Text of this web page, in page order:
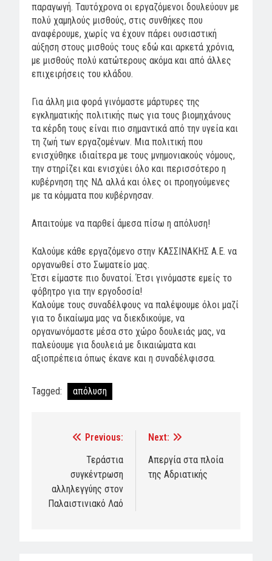
παραγωγή. Ταυτόχρονα οι εργαζόμενοι δουλεύουν με
πολύ χαμηλούς μισθούς, στις συνθήκες που
αναφέρουμε, χωρίς να έχουν πάρει ουσιαστική
αύξηση στους μισθούς τους εδώ και αρκετά χρόνια,
με μισθούς πολύ κατώτερους ακόμα και από άλλες
επιχειρήσεις του κλάδου.
Για άλλη μια φορά γινόμαστε μάρτυρες της
εγκληματικής πολιτικής πως για τους βιομηχάνους
τα κέρδη τους είναι πιο σημαντικά από την υγεία και
τη ζωή των εργαζομένων. Μια πολιτική που
ενισχύθηκε ιδιαίτερα με τους μνημονιακούς νόμους,
την στηρίζει και ενισχύει όλο και περισσότερο η
κυβέρνηση της ΝΔ αλλά και όλες οι προηγούμενες
με τα κόμματα που κυβέρνησαν.
Απαιτούμε να παρθεί άμεσα πίσω η απόλυση!
Καλούμε κάθε εργαζόμενο στην ΚΑΣΣΙΝΑΚΗΣ Α.Ε. να
οργανωθεί στο Σωματείο μας.
Έτσι είμαστε πιο δυνατοί. Έτσι γινόμαστε εμείς το
φόβητρο για την εργοδοσία!
Καλούμε τους συναδέλφους να παλέψουμε όλοι μαζί
για το δικαίωμα μας να διεκδικούμε, να
οργανωνόμαστε μέσα στο χώρο δουλειάς μας, να
παλεύουμε για δουλειά με δικαιώματα και
αξιοπρέπεια όπως έκανε και η συναδέλφισσα.
Tagged: απόλυση
navigation
Previous:
Τεράστια
συγκέντρωση
αλληλεγγύης στον
Παλαιστινιακό Λαό
Next:
Απεργία στα πλοία
της Αδριατικής